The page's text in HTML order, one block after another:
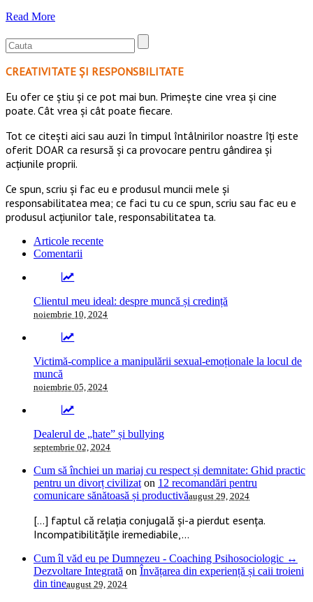
Read More
CREATIVITATE ȘI RESPONSBILITATE
Eu ofer ce ştiu şi ce pot mai bun. Primeşte cine vrea şi cine
poate. Cât vrea şi cât poate fiecare.
Tot ce citești aici sau auzi în timpul întâlnirilor noastre îți este
oferit DOAR ca resursă şi ca provocare pentru gândirea și
acţiunile proprii.
Ce spun, scriu și fac eu e produsul muncii mele și
responsabilitatea mea; ce faci tu cu ce spun, scriu sau fac eu e
produsul acțiunilor tale, responsabilitatea ta.
Articole recente
Comentarii
Clientul meu ideal: despre muncă și credință
noiembrie 10, 2024
Victimă-complice a manipulării sexual-emoționale la locul de
muncă
noiembrie 05, 2024
Dealerul de „hate” și bullying
septembrie 02, 2024
Cum să închiei un mariaj cu respect și demnitate: Ghid practic
pentru un divorț civilizat on 12 recomandări pentru
comunicare sănătoasă și productivăaugust 29, 2024
[…] faptul că relația conjugală și-a pierdut esența.
Incompatibilitățile iremediabile,...
Cum îl văd eu pe Dumnezeu - Coaching Psihosociologic ↔
Dezvoltare Integrată on Învățarea din experiență și caii troieni
din tineaugust 29, 2024